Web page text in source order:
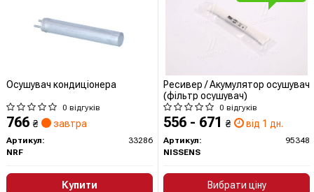
Осушувач кондиціонера
0 відгуків
766 ₴ завтра
Артикул:
33286
NRF
Купити
Ресивер / Акумулятор осушувач
(фільтр осушувач)
0 відгуків
556 - 671 ₴ від 1 дн.
Артикул:
95348
NISSENS
Вибрати ціну